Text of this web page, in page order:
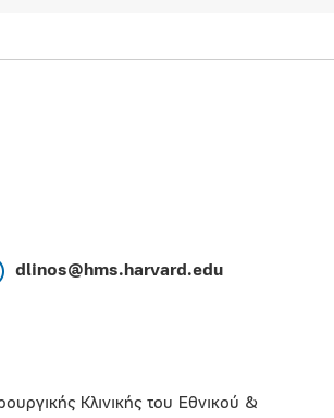
dlinos@hms.harvard.edu
Κλινικής του Εθνικού &